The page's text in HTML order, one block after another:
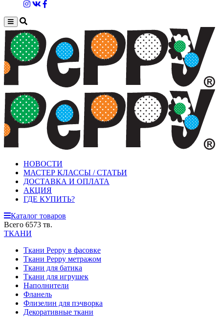
НОВОСТИ
МАСТЕР КЛАССЫ / СТАТЬИ
ДОСТАВКА И ОПЛАТА
АКЦИЯ
ГДЕ КУПИТЬ?
Каталог товаров
Всего 6573 тв.
ТКАНИ
Ткани Peppy в фасовке
Ткани Peppy метражом
Ткани для батика
Ткани для игрушек
Наполнители
Фланель
Флизелин для пэчворка
Декоративные ткани